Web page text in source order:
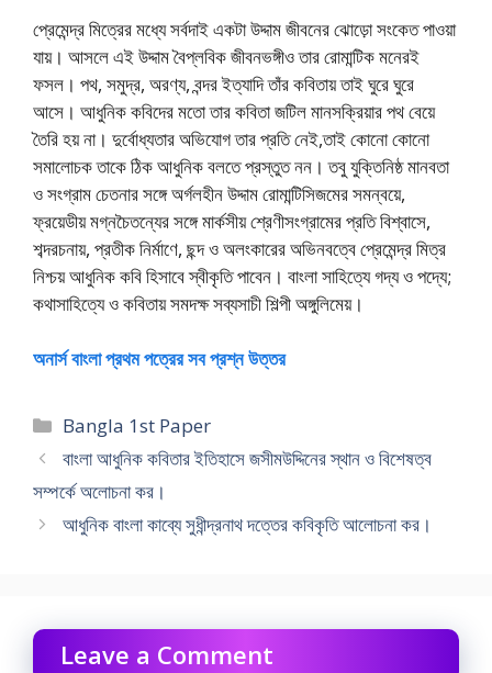
প্রেমেন্দ্র মিত্রের মধ্যে সর্বদাই একটা উদ্দাম জীবনের ঝােড়াে সংকেত পাওয়া
যায়। আসলে এই উদ্দাম বৈপ্লবিক জীবনভঙ্গীও তার রােমান্টিক মনেরই
ফসল। পথ, সমুদ্র, অরণ্য, বন্দর ইত্যাদি তাঁর কবিতায় তাই ঘুরে ঘুরে
আসে। আধুনিক কবিদের মতাে তার কবিতা জটিল মানসক্রিয়ার পথ বেয়ে
তৈরি হয় না। দুর্বোধ্যতার অভিযোগ তার প্রতি নেই,তাই কোনাে কোনাে
সমালােচক তাকে ঠিক আধুনিক বলতে প্রস্তুত নন। তবু যুক্তিনিষ্ঠ মানবতা
ও সংগ্রাম চেতনার সঙ্গে অর্গলহীন উদ্দাম রােমান্টিসিজমের সমন্বয়ে,
ফ্রয়েডীয় মগ্নচৈতন্যের সঙ্গে মার্কসীয় শ্রেণীসংগ্রামের প্রতি বিশ্বাসে,
শব্দরচনায়, প্রতীক নির্মাণে, ছন্দ ও অলংকারের অভিনবত্বে প্রেমেন্দ্র মিত্র
নিশ্চয় আধুনিক কবি হিসাবে স্বীকৃতি পাবেন। বাংলা সাহিত্যে গদ্য ও পদ্যে;
কথাসাহিত্যে ও কবিতায় সমদক্ষ সব্যসাচী শিল্পী অঙ্গুলিমেয়।
অনার্স বাংলা প্রথম পত্রের সব প্রশ্ন উত্তর
Categories
Bangla 1st Paper
বাংলা আধুনিক কবিতার ইতিহাসে জসীমউদ্দিনের স্থান ও বিশেষত্ব
সম্পর্কে অলােচনা কর।
আধুনিক বাংলা কাব্যে সুধীন্দ্রনাথ দত্তের কবিকৃতি আলোচনা কর।
Leave a Comment